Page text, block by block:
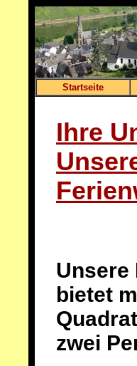
Startseite
Ihre
Unsere
bietet
zwei